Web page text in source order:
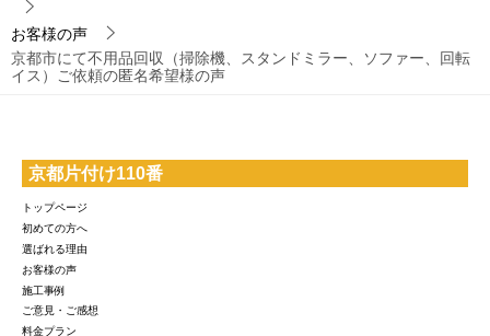
お客様の声
京都市にて不用品回収（掃除機、スタンドミラー、ソファー、回転
イス）ご依頼の匿名希望様の声
京都片付け110番
トップページ
初めての方へ
選ばれる理由
お客様の声
施工事例
ご意見・ご感想
料金プラン